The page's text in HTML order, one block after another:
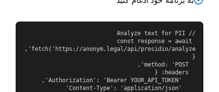
const response = await